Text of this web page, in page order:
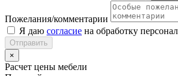
Пожелания/комментарии
Я даю согласие на обработку
Отправить
×
Расчет цены мебели